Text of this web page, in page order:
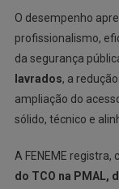
O desempenho
profissionalismo,
da segurança
lavrados, a
ampliação do
sólido, técnico e
A FENEME registra,
do TCO na PMAL,